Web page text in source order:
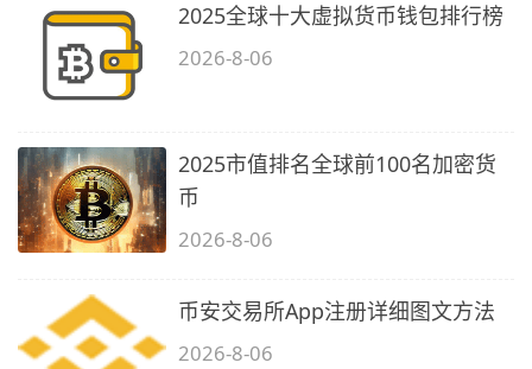
2025全球十大虚拟货币钱包排行榜
2026-8-06
2025市值排名全球前100名加密货
币
2026-8-06
币安交易所App注册详细图文方法
2026-8-06